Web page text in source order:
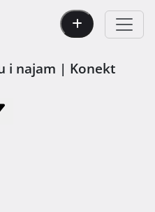
i najam | Konekt